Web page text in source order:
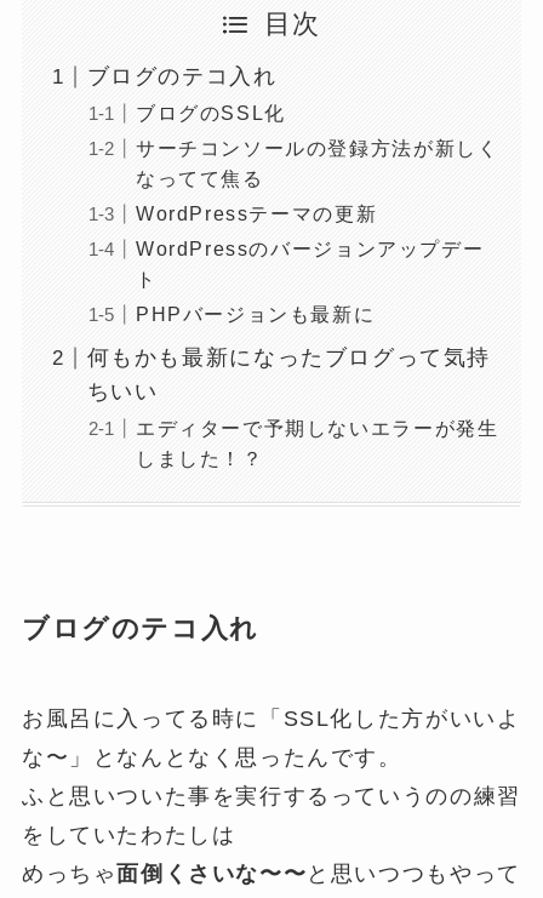
目次
ブログのテコ入れ
ブログのSSL化
サーチコンソールの登録方法が新しく
なってて焦る
WordPressテーマの更新
WordPressのバージョンアップデー
ト
PHPバージョンも最新に
何もかも最新になったブログって気持
ちいい
エディターで予期しないエラーが発生
しました！？
ブログのテコ入れ
お風呂に入ってる時に「SSL化した方がいいよ
な〜」となんとなく思ったんです。
ふと思いついた事を実行するっていうのの練習
をしていたわたしは
めっちゃ面倒くさいな〜〜 と思いつつもやって